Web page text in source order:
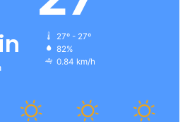
27º - 27º
82%
0.84 km/h